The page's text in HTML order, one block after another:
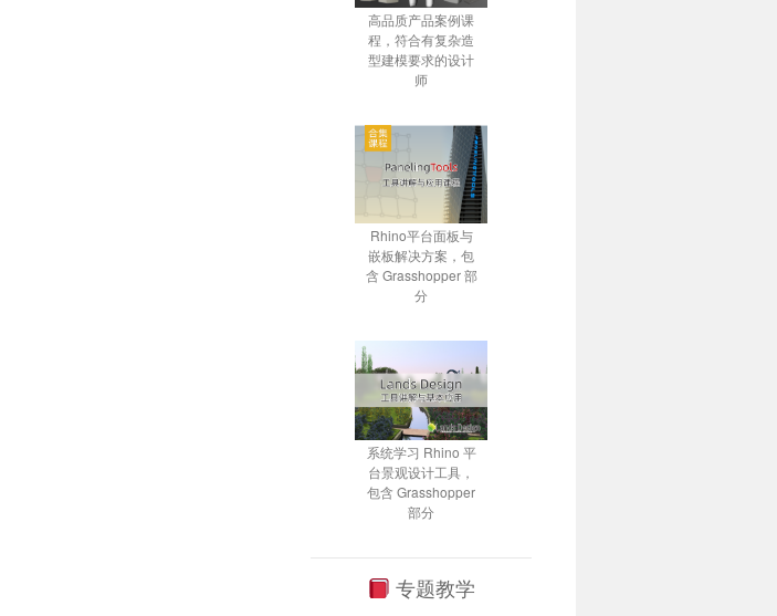
高品质产品案例课
程，符合有复杂造
型建模要求的设计
师
Rhino平台面板与
嵌板解决方案，包
含 Grasshopper 部
分
系统学习 Rhino 平
台景观设计工具，
包含 Grasshopper
部分
专题教学